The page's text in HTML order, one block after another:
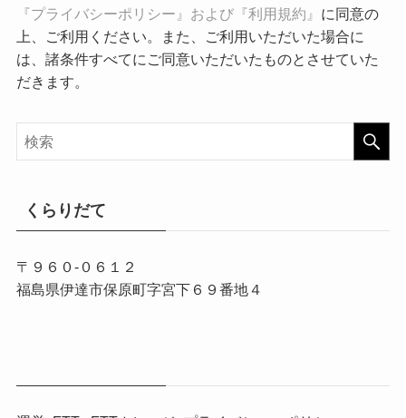
『プライバシーポリシー』および『利用規約』 に同意の
上、ご利用ください。また、ご利用いただいた場合に
は、諸条件すべてにご同意いただいたものとさせていた
だきます。
くらりだて
〒９６０-０６１２
福島県伊達市保原町字宮下６９番地４